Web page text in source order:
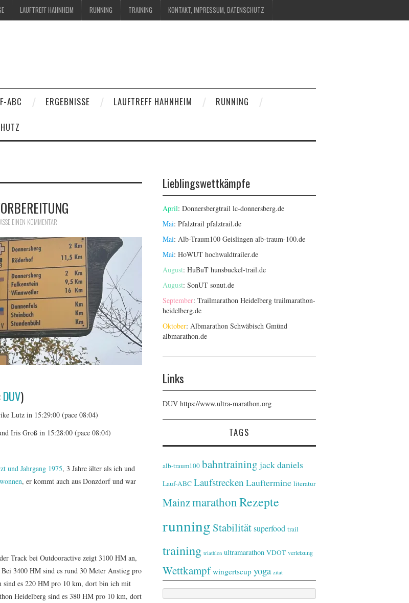
LAUFTREFF HAHNHEIM RUNNING TRAINING KONTAKT, IMPRESSUM, DATENSCHUTZ
ABC ERGEBNISSE LAUFTREFF HAHNHEIM
RUNNING
EINEN KOMMENTAR
DUV)
Lutz in 15:29:00 (pace 08:04)
Iris Groß in 15:28:00 (pace 08:04)
und Jahrgang 1975, 3 Jahre älter als ich und
, er kommt auch aus Donzdorf und war
Track bei Outdooractive zeigt 3100 HM an,
3400 HM sind es rund 30 Meter Anstieg pro
es 220 HM pro 10 km, dort bin ich mit
Heidelberg sind es 380 HM pro 10 km, dort
Lieblingswettkämpfe
April: Donnersbergtrail lc-donnersberg.de
Mai: Pfalztrail pfalztrail.de
Mai: Alb-Traum100 Geislingen alb-traum-100.de
Mai: HoWUT hochwaldtrailer.de
August: HuBuT hunsbuckel-trail.de
August: SonUT sonut.de
September: Trailmarathon Heidelberg trailmarathon-
heidelberg.de
Oktober: Albmarathon Schwäbisch Gmünd
albmarathon.de
Links
DUV https://www.ultra-marathon.org
TAGS
alb-traum100 bahntraining jack daniels
Lauf-ABC Laufstrecken Lauftermine literatur
MainzmarathonRezepte
running Stabilitätsuperfood trail
training triathlon ultramarathon VDOT verletzung
Wettkampf wingertscup yoga zitat